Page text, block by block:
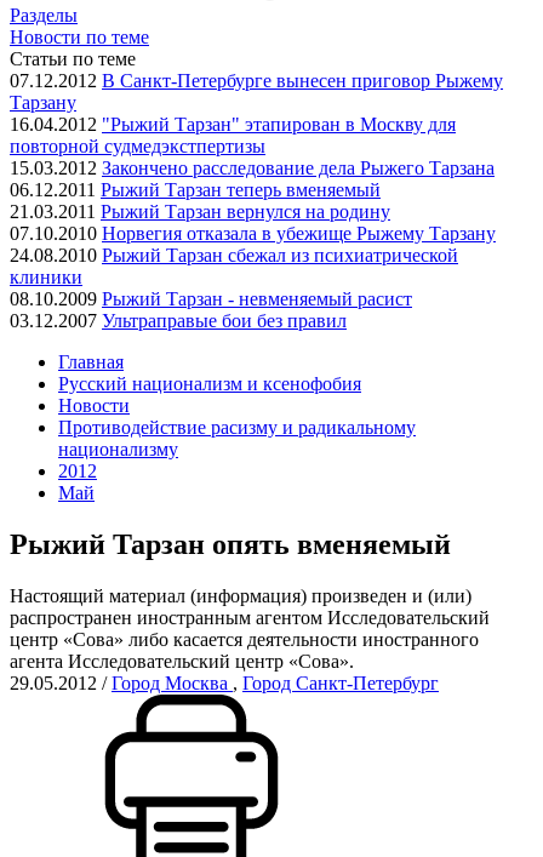
Разделы
Новости по теме
Статьи по теме
07.12.2012 В Санкт-Петербурге вынесен приговор Рыжему
Тарзану
16.04.2012 "Рыжий Тарзан" этапирован в Москву для
повторной судмедэкстпертизы
15.03.2012 Закончено расследование дела Рыжего Тарзана
06.12.2011 Рыжий Тарзан теперь вменяемый
21.03.2011 Рыжий Тарзан вернулся на родину
07.10.2010 Норвегия отказала в убежище Рыжему Тарзану
24.08.2010 Рыжий Тарзан сбежал из психиатрической
клиники
08.10.2009 Рыжий Тарзан - невменяемый расист
03.12.2007 Ультраправые бои без правил
Главная
Русский национализм и ксенофобия
Новости
Противодействие расизму и радикальному
национализму
2012
Май
Рыжий Тарзан опять вменяемый
Настоящий материал (информация) произведен и (или)
распространен иностранным агентом Исследовательский
центр «Сова» либо касается деятельности иностранного
агента Исследовательский центр «Сова».
29.05.2012 /Город Москва , Город Санкт-Петербург